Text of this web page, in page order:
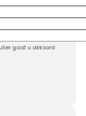
gaat u akkoord